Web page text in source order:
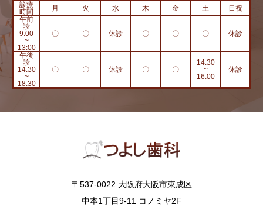
診療
時間
月 火 水 木 金 土
日祝
午前
診
9:00
~
13:00
〇 〇 休診 〇 〇 〇 休診
午後
診
14:30
~
18:30
〇 〇 休診 〇 〇
14:30
~
16:00
休診
〒537-0022 大阪府大阪市東成区
中本1丁目9-11 コノミヤ2F